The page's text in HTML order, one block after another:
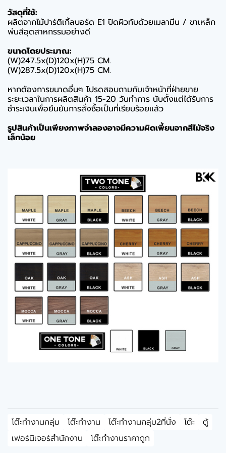
วัสดุที่ใช้:
ผลิตจากไม้ปาร์ติเกิ้ลบอร์ด E1 ปิดผิวทับด้วยเมลามีน / ขาเหล็ก
พ่นสีอุตสาหกรรมอย่างดี
ขนาดโดยประมาณ:
(W)247.5x(D)120x(H)75 CM.
(W)287.5x(D)120x(H)75 CM.
หากต้องการขนาดอื่นๆ โปรดสอบถามกับเจ้าหน้าที่ฝ่ายขาย
ระยะเวลาในการผลิตสินค้า 15-20 วันทำการ นับตั้งแต่ได้รับการ
ชำระเงินเพื่อยืนยันการสั่งซื้อเป็นที่เรียบร้อยแล้ว
รูปสินค้าเป็นเพียงภาพจำลองอาจมีความผิดเพี้ยนจากสีไม้จริง
เล็กน้อย
โต๊ะทำงานกลุ่ม โต๊ะทำงาน โต๊ะทำงานกลุ่ม2ที่นั่ง โต๊ะ
ตู้
เฟอร์นิเจอร์สำนักงาน
โต๊ะทำงานราคาถูก